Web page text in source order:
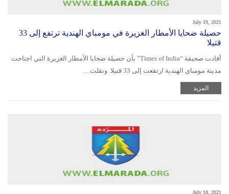
July 19, 2021
حصيلة ضحايا الأمطار الغزيرة في مومباي الهندية ترتفع إلى 33
قتيلا
أفادت صحيفة “Times of India” بأن حصيلة ضحايا الأمطار الغزيرة التي اجتاحت
مدينة مومباي الهندية ارتفعت إلى 33 قتيلا. ونقلت…
المزيد
July 18, 2021